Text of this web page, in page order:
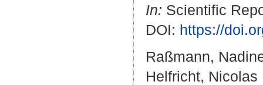
In: Scientific
DOI: https://
Raßmann,
Helfricht, Nicolas